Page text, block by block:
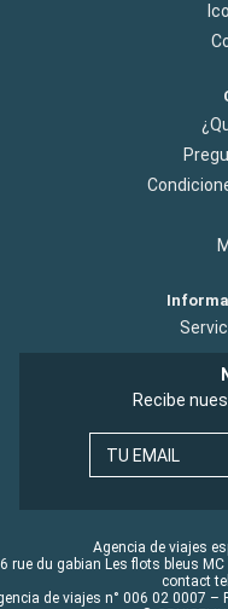
Recibe
TU EMAIL
Agencia de viajes
rue du gabian Les flots bleus
contact
de viajes n° 006 02 0007